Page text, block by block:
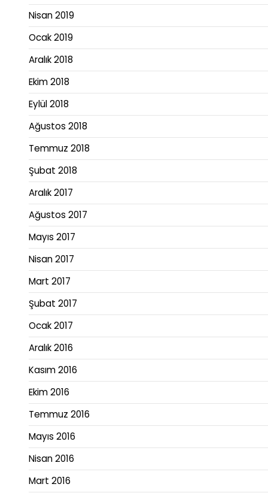
Nisan 2019
Ocak 2019
Aralık 2018
Ekim 2018
Eylül 2018
Ağustos 2018
Temmuz 2018
Şubat 2018
Aralık 2017
Ağustos 2017
Mayıs 2017
Nisan 2017
Mart 2017
Şubat 2017
Ocak 2017
Aralık 2016
Kasım 2016
Ekim 2016
Temmuz 2016
Mayıs 2016
Nisan 2016
Mart 2016